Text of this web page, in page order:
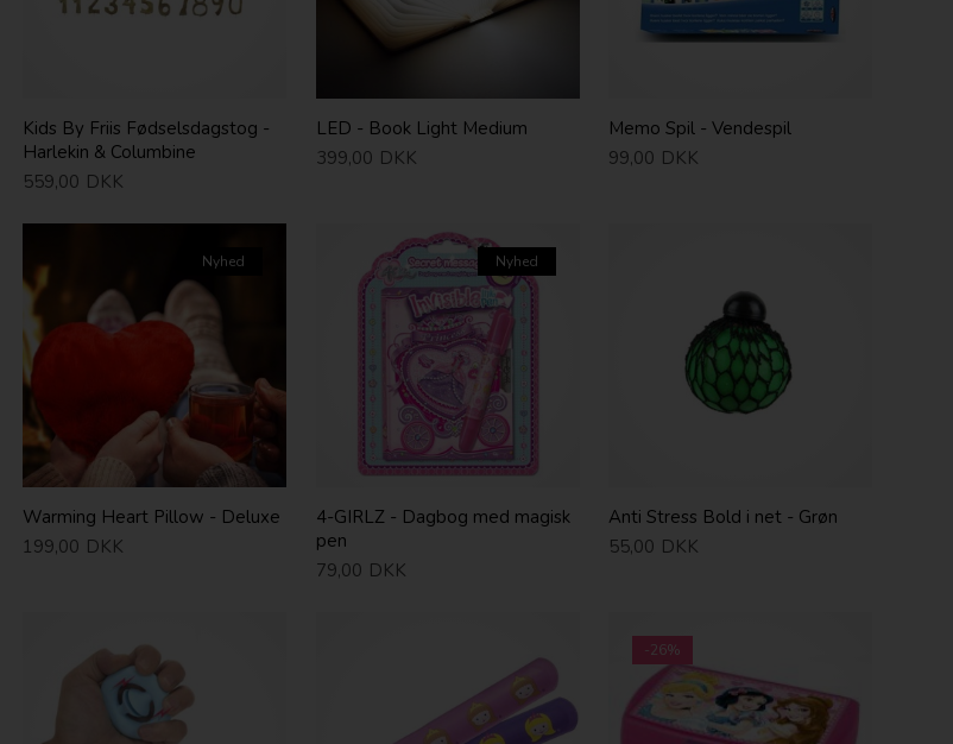
Kids By Friis Fødselsdagstog -
Harlekin & Columbine
559,00 DKK
LED - Book Light Medium
399,00 DKK
Memo Spil - Vendespil
99,00 DKK
Nyhed
Warming Heart Pillow - Deluxe
199,00 DKK
Nyhed
4-GIRLZ - Dagbog med magisk
pen
79,00 DKK
Anti Stress Bold i net - Grøn
55,00 DKK
-26%